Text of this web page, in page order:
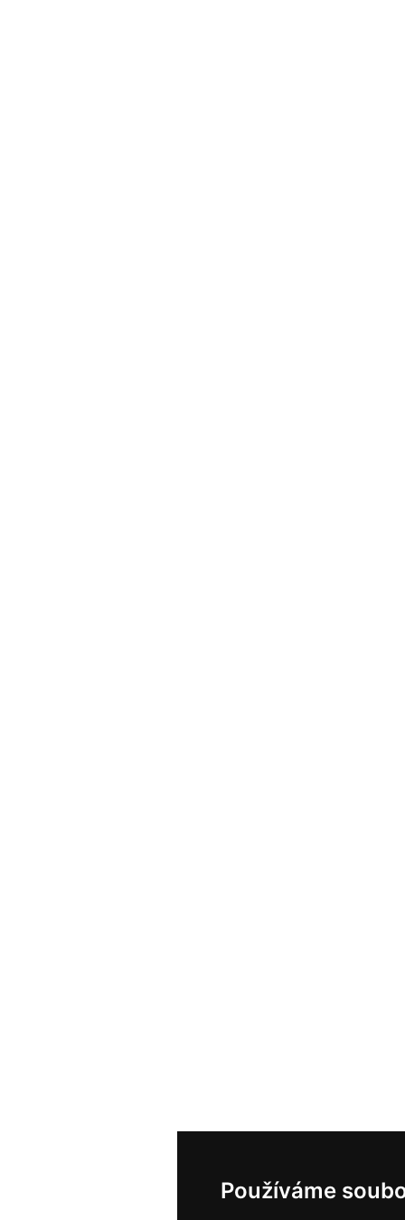
Používáme